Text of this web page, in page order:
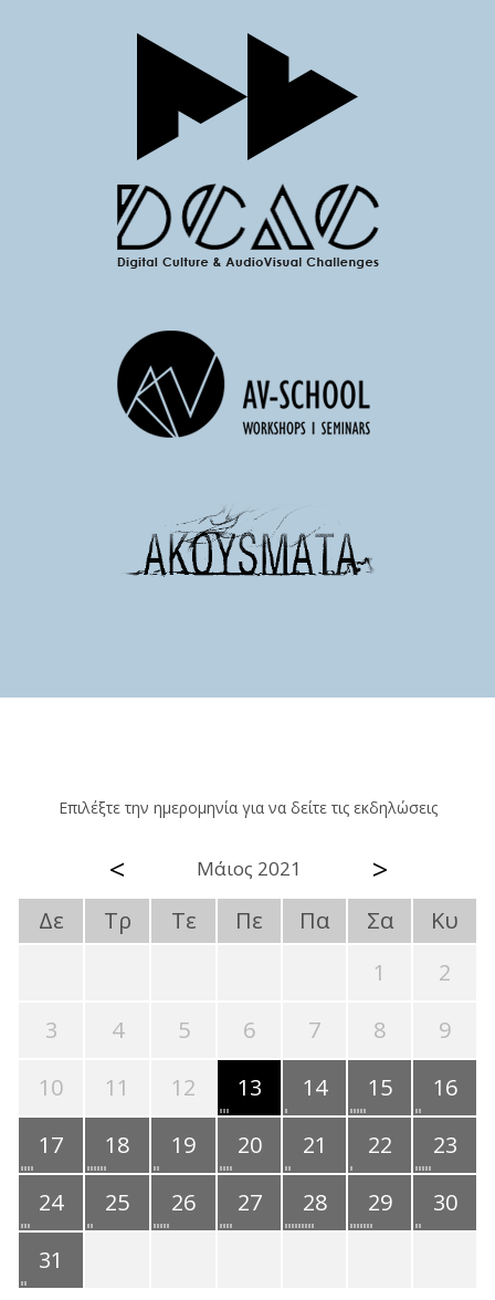
Επιλέξτε την ημερομηνία για να δείτε τις εκδηλώσεις
< Μάιος 2021 >
Δε Τρ Τε Πε Πα Σα
Κυ
1
2
3
4 5 6 7 8
9
10
11 12 13 14 15
16
17
18 19 20 21 22
23
24
25 26 27 28 29
30
31